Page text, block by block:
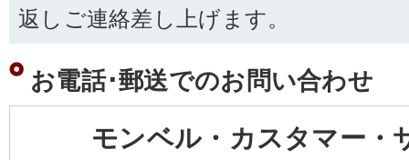
返しご連絡差し上げます。
お電話･郵送でのお問い合わせ
モンベル・カスタマー・